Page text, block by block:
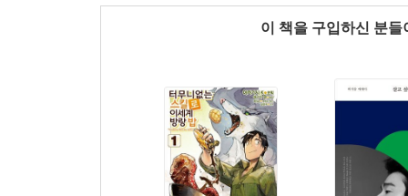
이 책을 구입하신 분